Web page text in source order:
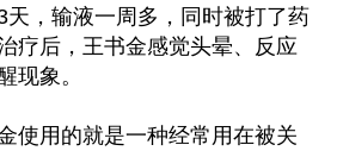
天，输液一周多，同时被打了药
疗后，王书金感觉头晕、反应
现象。
使用的就是一种经常用在被关